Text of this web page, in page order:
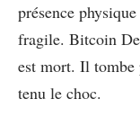
présence
fragile. Bitcoin
est mort. Il tombe
tenu le choc.